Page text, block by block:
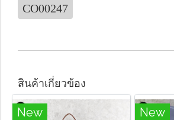
CO00247
สินค้าเกี่ยวข้อง
New New